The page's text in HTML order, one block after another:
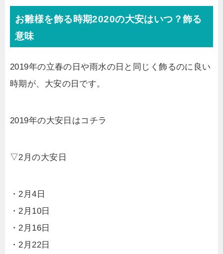
お雛様を飾る時期2020の大安はいつ？飾る
意味
2019年の立春の日や雨水の日と同じく飾るのに良い
時期が、大安の日です。
2019年の大安日はコチラ
▽2月の大安日
・2月4日
・2月10日
・2月16日
・2月22日